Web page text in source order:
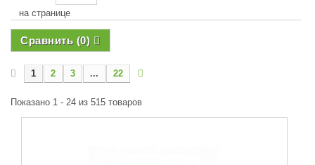
на странице
Сравнить (0)
1 2 3 ... 22
Показано 1 - 24 из 515 товаров